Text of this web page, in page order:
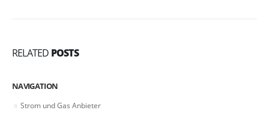
RELATED POSTS
NAVIGATION
Strom und Gas Anbieter